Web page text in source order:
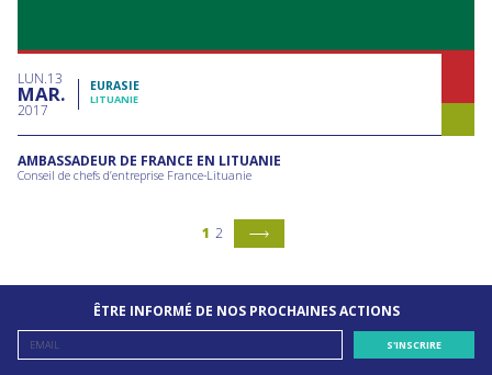
LUN 13
MAR
2017
EURASIE
LITUANIE
AMBASSADEUR DE FRANCE EN LITUANIE
Conseil de chefs d’entreprise France-Lituanie
1 2
ÊTRE INFORMÉ DE NOS PROCHAINES ACTIONS